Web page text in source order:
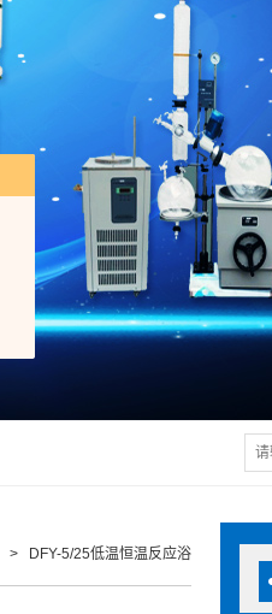
> DFY-5/25低温恒温反应浴